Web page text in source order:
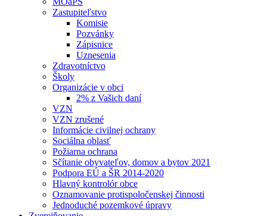
Zastupiteľstvo
Komisie
Pozvánky
Zápisnice
Uznesenia
Zdravotníctvo
Školy
Organizácie v obci
2% z Vašich daní
VZN
VZN zrušené
Informácie civilnej ochrany
Sociálna oblasť
Požiarna ochrana
Sčítanie obyvateľov, domov a bytov 2021
Podpora EÚ a ŠR 2014-2020
Hlavný kontrolór obce
Oznamovanie protispoločenskej činnosti
Jednoduché pozemkové úpravy